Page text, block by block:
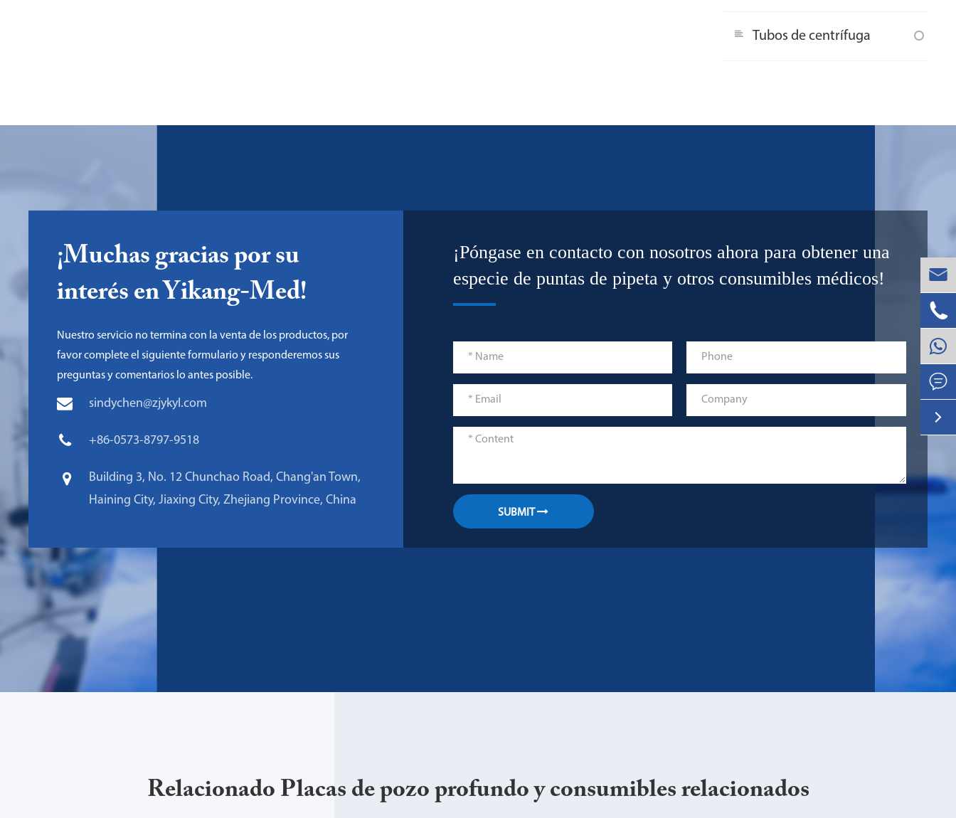
Tubos de centrífuga
¡Muchas gracias por su
interés en Yikang-Med!
Nuestro servicio no termina con la venta de los productos, por
favor complete el siguiente formulario y responderemos sus
preguntas y comentarios lo antes posible.
sindychen@zjykyl.com
+86-0573-8797-9518
Building 3, No. 12 Chunchao Road, Chang'an Town,
Haining City, Jiaxing City, Zhejiang Province, China
¡Póngase en contacto con nosotros ahora para obtener una
especie de puntas de pipeta y otros consumibles médicos!
SUBMIT
Relacionado Placas de pozo profundo y consumibles relacionados



